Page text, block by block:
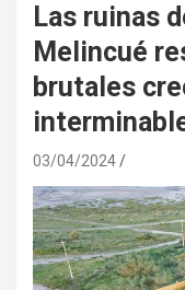
Las ruinas
Melincué
brutales
03/04/2024